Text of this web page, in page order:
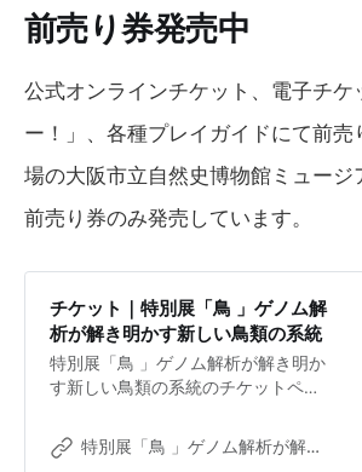
前売り券発売中
公式オンラインチケット、電子チケ
ー！」、各種プレイガイドにて前売
場の大阪市立自然史博物館ミュージ
前売り券のみ発売しています。
チケット｜特別展「鳥 」ゲノム解
析が解き明かす新しい鳥類の系統
特別展「鳥 」ゲノム解析が解き明か
す新しい鳥類の系統のチケットペー
6月14日（日）｜大阪市立自然史博
物館 ネイチャーホール
特別展「鳥 」ゲノム解析が解き明かす新しい鳥類の系統